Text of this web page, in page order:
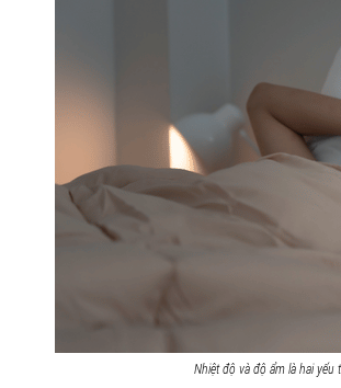
Nhiệt độ và độ ẩm là hai